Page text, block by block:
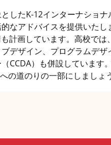
したK-12インターナショ
なアドバイスを提供いた
計画しています。高校で
デザイン、プログラムデ
CCDA）も併設しています
の道のりの一部にしましょ